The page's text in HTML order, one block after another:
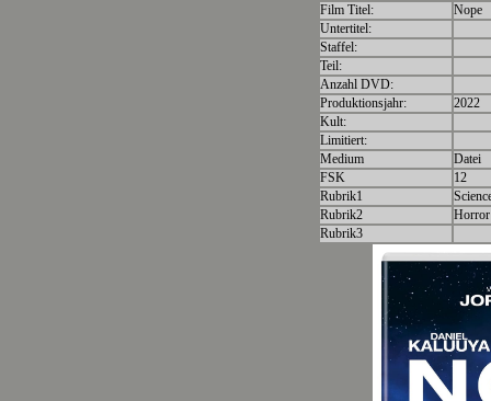
Film Titel:
Nope
Untertitel:
Staffel:
Teil:
Anzahl DVD:
Produktionsjahr:
2022
Kult:
Limitiert:
Medium
Datei
FSK
12
Rubrik1
Rubrik2
Horror
Rubrik3